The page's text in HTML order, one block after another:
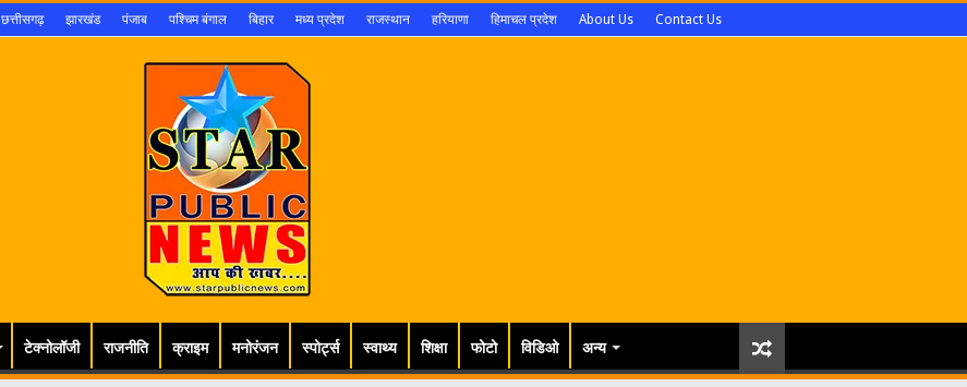
छत्तीसगढ़ झारखंड पंजाब पश्चिम बंगाल बिहार मध्य प्रदेश राजस्थान हरियाणा हिमाचल प्रदेश About Us Contact Us
टेक्नोलॉजी राजनीति क्राइम मनोरंजन स्पोर्ट्स स्वाथ्य शिक्षा फोटो विडिओ अन्य